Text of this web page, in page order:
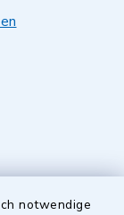
notwendige